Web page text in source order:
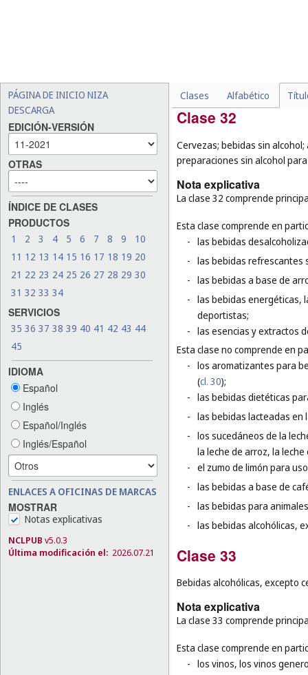
PÁGINA DE INICIO NIZA
DESCARGA
EDICIÓN-VERSIÓN
OTRAS
ÍNDICE DE CLASES
PRODUCTOS
1 2 3 4 5 6 7 8 9
10
11 12 13 14 15 16 17 18 19 20
21 22 23 24 25 26 27 28 29 30
31 32 33 34
SERVICIOS
35 36 37 38 39 40 41 42 43 44
45
IDIOMA
Español
Inglés
Español/Inglés
Inglés/Español
ENLACES A OFICINAS DE MARCAS
MOSTRAR
Notas explicativas
NCLPUB v5.0.3
Última modificación el: 2026.07.21
Clases Alfabético
Clase 32
Cervezas; bebidas sin
preparaciones sin alcohol
Nota explicativa
La clase 32 comprende
Esta clase comprende en
- las bebidas
- las bebidas refrescantes
- las bebidas a base de
- las bebidas energéticas,
deportistas;
- las esencias y extractos
Esta clase no comprende en
- los aromatizantes para
(cl. 30);
- las bebidas dietéticas
- las bebidas lacteadas en
- los sucedáneos de la
la leche de arroz, la leche
- el zumo de limón para
- las bebidas a base de
- las bebidas para
- las bebidas alcohólicas,
Clase 33
Bebidas alcohólicas, excepto
Nota explicativa
La clase 33 comprende
Esta clase comprende en
- los vinos, los vinos